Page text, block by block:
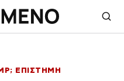
ΕΠΙΣΤΗΜΗ